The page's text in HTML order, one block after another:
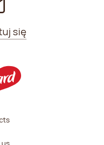
się